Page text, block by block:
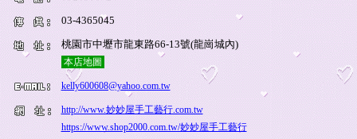
03-4365045
桃園市中壢市龍東路66-13號(龍崗城內)
本店地圖
kelly600608@yahoo.com.tw
http://www.妙妙屋手工藝行.com.tw
https://www.shop2000.com.tw/妙妙屋手工藝行